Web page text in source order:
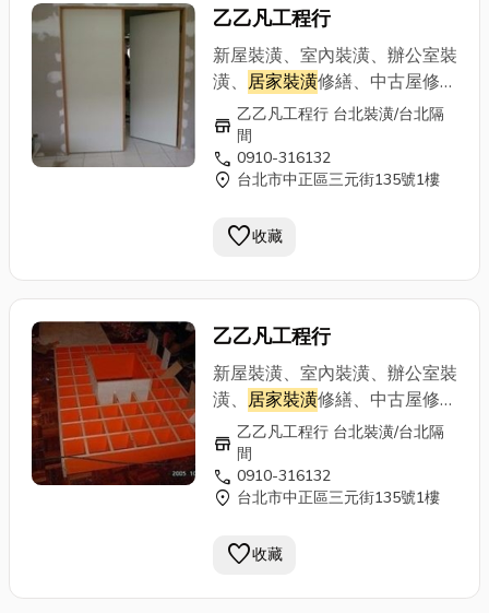
音、造價經濟、提供居家辦公、
廠房最佳環境、廚房、浴廁：可
採用矽酸鈣板、或水泥板等材質
可防水、也可貼磁磚、 可出防
火証明書木工裝潢輕鋼架工程
自工價廉 手機：0910-316132
電話：02-29712148
乙乙凡工程行
新屋裝潢、室內裝潢、辦公室裝
潢、 居家裝潢修繕、中古屋修
繕、拆除清運重建、公寓改套房
裝潢、舊屋翻修、頂樓加蓋、造
型天花板、夾板隔間、隔音防火
隔熱隔間、線板、踢腳板、門片
衣室、各式櫥櫃訂做專業施工：
音、造價經濟、提供居家辦公、
廠房最佳環境、廚房、浴廁：可
採用矽酸鈣板、或水泥板等材質
可防水、也可貼磁磚、 可出防
火証明書木工裝潢輕鋼架工程
自工價廉 手機：0910-316132
電話：02-29712148
store 乙乙凡工程行 台北裝潢/台北隔
間
call 0910-316132
location_on 台北市中正區三元街135號1樓
favorite收藏
乙乙凡工程行
新屋裝潢、室內裝潢、辦公室裝
潢、 居家裝潢修繕、中古屋修
繕、拆除清運重建、公寓改套房
裝潢、舊屋翻修、頂樓加蓋、造
型天花板、夾板隔間、隔音防火
隔熱隔間、線板、踢腳板、門片
衣室、各式櫥櫃訂做專業施工：
store 乙乙凡工程行 台北裝潢/台北隔
間
call 0910-316132
location_on 台北市中正區三元街135號1樓
favorite收藏